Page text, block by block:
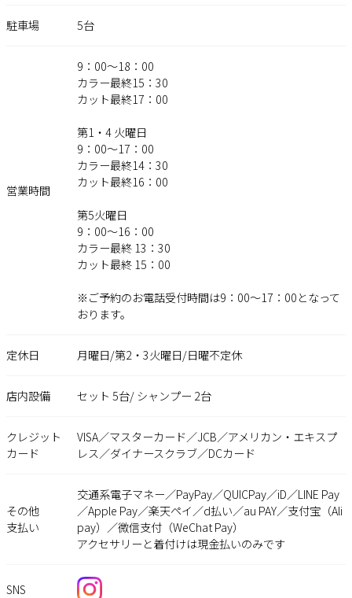
駐車場 5台
営業時間
9：00〜18：00
カラー最終15：30
カット最終17：00
第1・4 火曜日
9：00〜17：00
カラー最終14：30
カット最終16：00
第5火曜日
9：00～16：00
カラー最終 13：30
カット最終 15：00
※ご予約のお電話受付時間は9：00～17：00となって
おります。
定休日 月曜日/第2・3火曜日/日曜不定休
店内設備 セット 5台/ シャンプー 2台
クレジット
カード
VISA／マスターカード／JCB／アメリカン・エキスプ
レス／ダイナースクラブ／DCカード
その他
支払い
交通系電子マネー／PayPay／QUICPay／iD／LINE Pay
／Apple Pay／楽天ペイ／d払い／au PAY／支付宝（Ali
pay）／微信支付（WeChat Pay）
アクセサリーと着付けは現金払いのみです
SNS